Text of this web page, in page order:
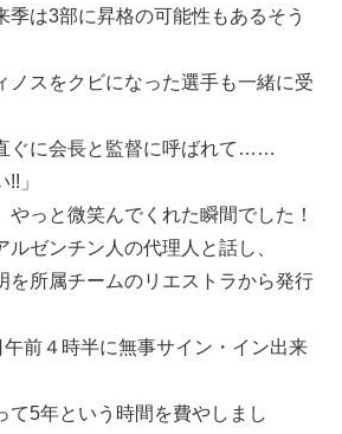
季は3部に昇格の可能性もあるそう
ノスをクビになった選手も一緒に受
に会長と監督に呼ばれて……
」
やっと微笑んでくれた瞬間でした！
ルゼンチン人の代理人と話し、
を所属チームのリエストラから発行
前４時半に無事サイン・イン出来
て5年という時間を費やしまし